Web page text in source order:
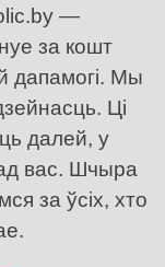
—
за кошт
дапамогі. Мы
Ці
далей, у
вас. Шчыра
за ўсіх, хто